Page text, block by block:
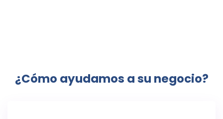
¿Cómo ayudamos a su negocio?